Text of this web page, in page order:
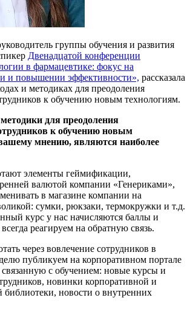
группы обучения и развития
Двенадцатой конференции
в фармацевтике: фокус на
и повышении эффективности», рассказала
и методиках для преодоления
к обучению новым технологиям.
для преодоления
к обучению новым
мнению, являются наиболее
элементы геймификации,
валютой компании «Генериками»,
в магазине компании на
сумки, рюкзаки, термокружки и т.д.
курс у нас начисляются баллы и
реагируем на обратную связь.
через вовлечение сотрудников в
публикуем на корпоративном портале
с обучением: новые курсы и
новинки корпоративной и
библиотеки, новости о внутренних